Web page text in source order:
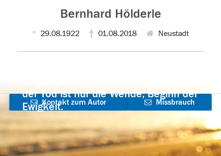
Bernhard Hölderle
29.08.1922 01.08.2018 Neustadt
der Tod ist nur die Wende, Beginn der
Ewigkeit.
Kontakt zum Autor
aufnehmen
Missbrauch